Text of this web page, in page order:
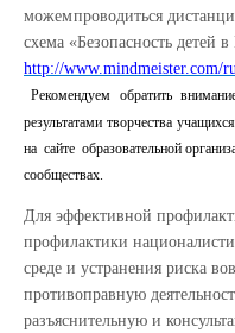
можемпроводиться
схема «Безопасность детей в
http://www.mindmeister.com/
Рекомендуем обратить
результатами творчества
на сайте образовательной
сообществах.
Для эффективной
профилактики
среде и устранения риска
противоправную
разъяснительную и